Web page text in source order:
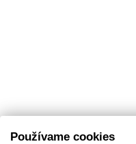
Používame cookies